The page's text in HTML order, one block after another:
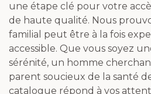
une étape clé pour votre
de haute qualité. Nous
familial peut être à la fois
accessible. Que vous soyez
sérénité, un homme
parent soucieux de la santé
catalogue répond à vos